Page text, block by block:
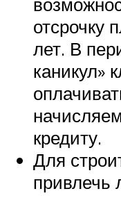
отсрочку
лет. В
каникул»
кредиту.
Для
привлечь